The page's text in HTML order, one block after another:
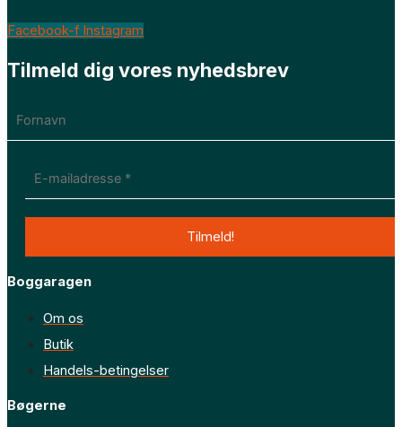
Facebook-f Instagram
Tilmeld dig vores nyhedsbrev
Boggaragen
Om os
Butik
Handels-betingelser
Bøgerne